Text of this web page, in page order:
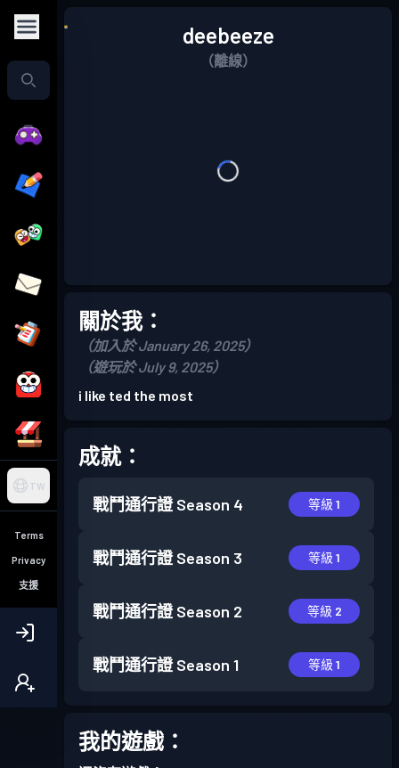
TW
Terms
Privacy
支援
deebeeze
（離線）
關於我：
（加入於 January 26, 2025）
（遊玩於 July 9, 2025）
i like ted the most
成就：
戰鬥通行證 Season 4 等級 1
戰鬥通行證 Season 3 等級 1
戰鬥通行證 Season 2 等級 2
戰鬥通行證 Season 1 等級 1
我的遊戲：